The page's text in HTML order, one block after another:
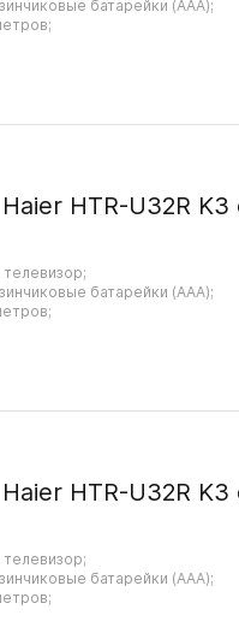
батарейки (AAA);
HTR-U32R
батарейки (AAA);
HTR-U32R
батарейки (AAA);